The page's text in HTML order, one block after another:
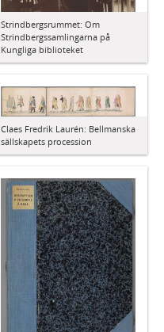
Strindbergsrummet: Om
Strindbergssamlingarna på
Kungliga biblioteket
Claes Fredrik Laurén: Bellmanska
sällskapets procession